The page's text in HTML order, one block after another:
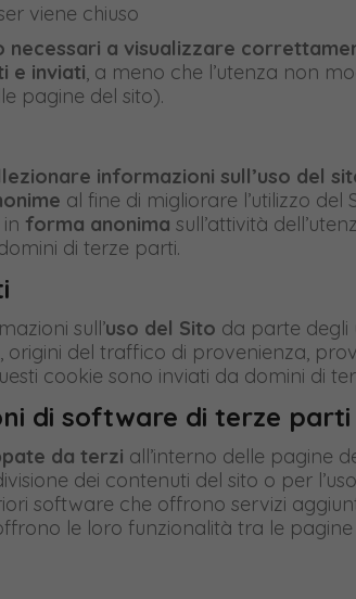
viene chiuso
necessari a visualizzare
e inviati, a meno che l’utenza non
pagine del sito).
informazioni sull’uso del
al fine di migliorare l’utilizzo del
forma anonima sull’attività
di terze parti.
sull’uso del Sito da parte degli
del traffico di provenienza,
cookie sono inviati da domini di
di software di terze parti
da terzi all’interno delle pagine
dei contenuti del sito o per
software che offrono servizi
le loro funzionalità tra le pagine